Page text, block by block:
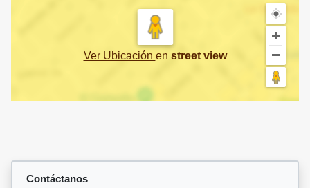
Ver Ubicación en street view
Contáctanos